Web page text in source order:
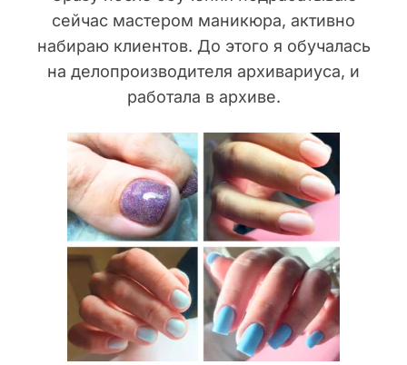
сейчас мастером маникюра, активно
набираю клиентов. До этого я обучалась
на делопроизводителя архивариуса, и
работала в архиве.